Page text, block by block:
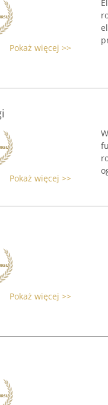
Pokaż więcej >>
Pokaż więcej >>
Pokaż więcej >>